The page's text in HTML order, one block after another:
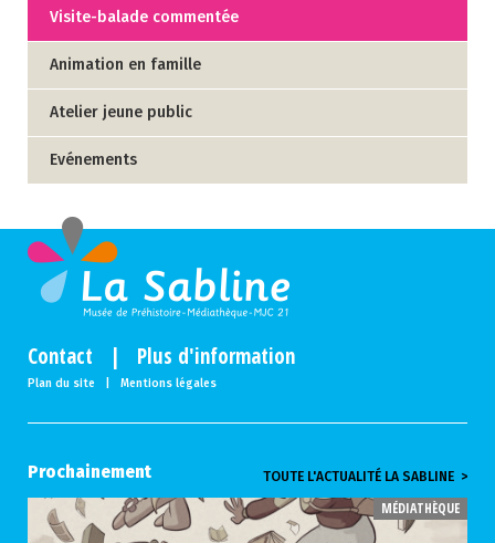
Visite-balade commentée
Animation en famille
Atelier jeune public
Evénements
Contact | Plus d'information
Plan du site Mentions légales
Prochainement TOUTE L'ACTUALITÉ LA SABLINE >
MÉDIATHÈQUE